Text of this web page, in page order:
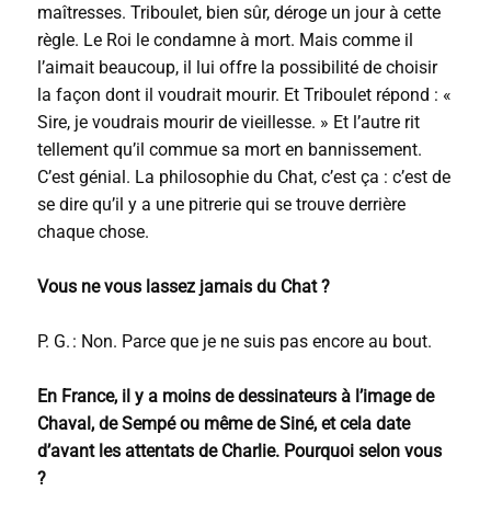
maîtresses. Triboulet, bien sûr, déroge un jour à cette
règle. Le Roi le condamne à mort. Mais comme il
l’aimait beaucoup, il lui offre la possibilité de choisir
la façon dont il voudrait mourir. Et Triboulet répond : «
Sire, je voudrais mourir de vieillesse. » Et l’autre rit
tellement qu’il commue sa mort en bannissement.
C’est génial. La philosophie du Chat, c’est ça : c’est de
se dire qu’il y a une pitrerie qui se trouve derrière
chaque chose.
Vous ne vous lassez jamais du Chat ?
P. G. : Non. Parce que je ne suis pas encore au bout.
En France, il y a moins de dessinateurs à l’image de
Chaval, de Sempé ou même de Siné, et cela date
d’avant les attentats de Charlie. Pourquoi selon vous
?